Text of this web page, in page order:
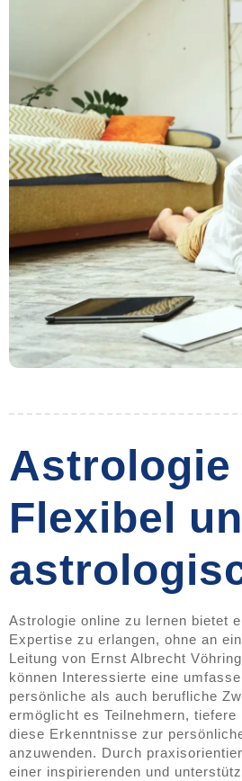
Astrologie
Flexibel
Astrologie online zu lernen bietet
Expertise zu erlangen, ohne an
Leitung von Ernst Albrecht
können Interessierte eine
persönliche als auch berufliche
ermöglicht es Teilnehmern,
diese Erkenntnisse zur
anzuwenden. Durch
einer inspirierenden und